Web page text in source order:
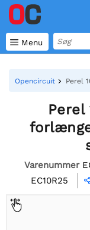
 Menu
Opencircuit Perel
Varenummer
EC10R25